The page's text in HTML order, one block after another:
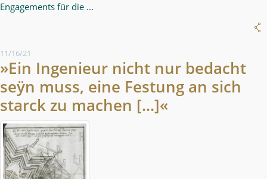
Engagements für die ...
11/16/21
»Ein Ingenieur nicht nur bedacht
seÿn muss, eine Festung an sich
starck zu machen [...]«